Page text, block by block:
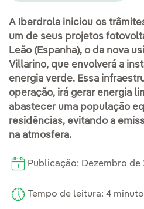
A Iberdrola iniciou os
um de seus projetos
Leão (Espanha), o da nova
Villarino, que envolverá a
energia verde. Essa
operação, irá gerar energia
abastecer uma população
residências, evitando a
na atmosfera.
Publicação: Dezembro de
Tempo de leitura: 4